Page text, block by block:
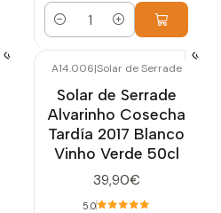
Cantidad
A14.006|Solar de Serrade
Solar de Serrade
Alvarinho Cosecha
Tardía 2017 Blanco
Vinho Verde 50cl
39,90€
5.0